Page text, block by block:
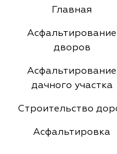
Главная
Асфальтирование
дворов
Асфальтирование
дачного участка
Строительство
Асфальтировка